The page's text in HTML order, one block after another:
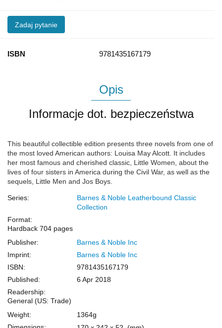
Zadaj pytanie
ISBN 9781435167179
Opis
Informacje dot. bezpieczeństwa
This beautiful collectible edition presents three novels from one of
the most loved American authors: Louisa May Alcott. It includes
her most famous and cherished classic, Little Women, about the
lives of four sisters in America during the Civil War, as well as the
sequels, Little Men and Jos Boys.
Series:
Barnes & Noble Leatherbound Classic
Collection
Format:
Hardback 704 pages
Publisher:
Barnes & Noble Inc
Imprint:
Barnes & Noble Inc
ISBN:
9781435167179
Published:
6 Apr 2018
Readership:
General (US: Trade)
Weight:
1364g